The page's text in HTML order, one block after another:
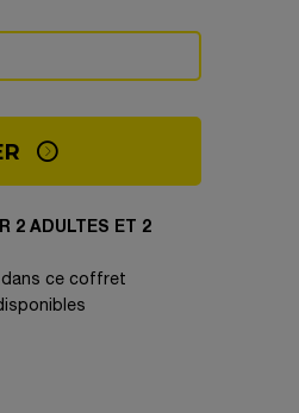
2 ADULTES ET 2
dans ce coffret